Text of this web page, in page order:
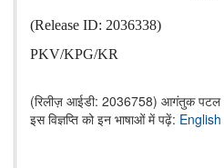
(Release ID: 2036338)
PKV/KPG/KR
(रिलीज़ आईडी: 2036758) आगंतुक पटल
इस विज्ञप्ति को इन भाषाओं में पढ़ें: English